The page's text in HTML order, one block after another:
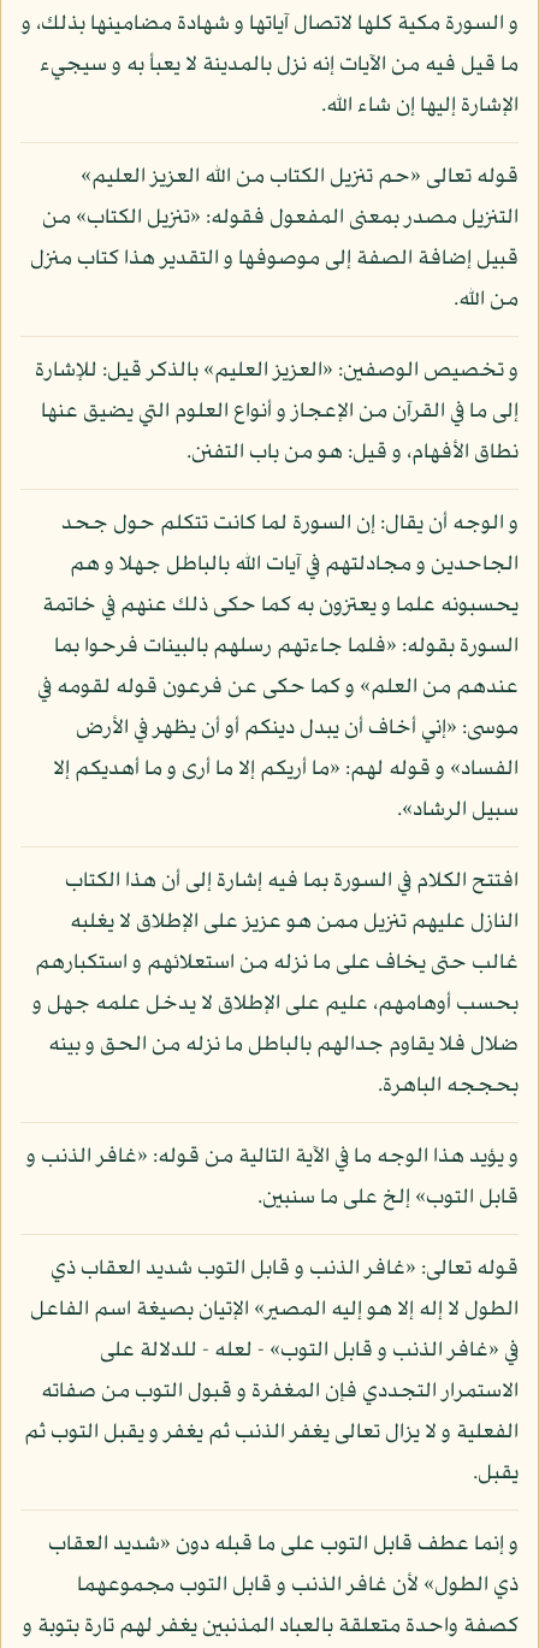
و السورة مكية كلها لاتصال آياتها و شهادة مضامينها بذلك، و
ما قيل فيه من الآيات إنه نزل بالمدينة لا يعبأ به و سيجيء
الإشارة إليها إن شاء الله.
قوله تعالى «حم تنزيل الكتاب من الله العزيز العليم»
التنزيل مصدر بمعنى المفعول فقوله: «تنزيل الكتاب» من
قبيل إضافة الصفة إلى موصوفها و التقدير هذا كتاب منزل
من الله.
و تخصيص الوصفين: «العزيز العليم» بالذكر قيل: للإشارة
إلى ما في القرآن من الإعجاز و أنواع العلوم التي يضيق عنها
نطاق الأفهام، و قيل: هو من باب التفنن.
و الوجه أن يقال: إن السورة لما كانت تتكلم حول جحد
الجاحدين و مجادلتهم في آيات الله بالباطل جهلا و هم
يحسبونه علما و يعتزون به كما حكى ذلك عنهم في خاتمة
السورة بقوله: «فلما جاءتهم رسلهم بالبينات فرحوا بما
عندهم من العلم» و كما حكى عن فرعون قوله لقومه في
موسى: «إني أخاف أن يبدل دينكم أو أن يظهر في الأرض
الفساد» و قوله لهم: «ما أريكم إلا ما أرى و ما أهديكم إلا
سبيل الرشاد».
افتتح الكلام في السورة بما فيه إشارة إلى أن هذا الكتاب
النازل عليهم تنزيل ممن هو عزيز على الإطلاق لا يغلبه
غالب حتى يخاف على ما نزله من استعلائهم و استكبارهم
بحسب أوهامهم، عليم على الإطلاق لا يدخل علمه جهل و
ضلال فلا يقاوم جدالهم بالباطل ما نزله من الحق و بينه
بحججه الباهرة.
و يؤيد هذا الوجه ما في الآية التالية من قوله: «غافر الذنب و
قابل التوب» إلخ على ما سنبين.
قوله تعالى: «غافر الذنب و قابل التوب شديد العقاب ذي
الطول لا إله إلا هو إليه المصير» الإتيان بصيغة اسم الفاعل
في «غافر الذنب و قابل التوب» - لعله - للدلالة على
الاستمرار التجددي فإن المغفرة و قبول التوب من صفاته
الفعلية و لا يزال تعالى يغفر الذنب ثم يغفر و يقبل التوب ثم
يقبل.
و إنما عطف قابل التوب على ما قبله دون «شديد العقاب
ذي الطول» لأن غافر الذنب و قابل التوب مجموعهما
كصفة واحدة متعلقة بالعباد المذنبين يغفر لهم تارة بتوبة و